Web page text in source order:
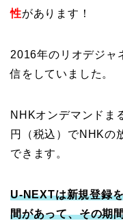
性があります！
2016年のリオデジャ
信をしていました。
NHKオンデマンドま
円（税込）でNHKの
できます。
U-NEXTは新規登録
間があって、その期